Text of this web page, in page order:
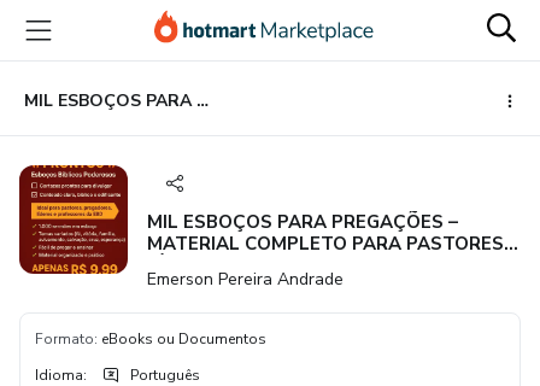
para
conteúdo
principal
para
pagamento
para
rodapé
MIL ESBOÇOS PARA PREGAÇÕES – MATERIAL COMPLETO PARA PASTORES E LÍDERES** 🔥
MIL ESBOÇOS PARA PREGAÇÕES –
MATERIAL COMPLETO PARA PASTORES E
Emerson Pereira Andrade
Formato: eBooks ou Documentos
Idioma: Português